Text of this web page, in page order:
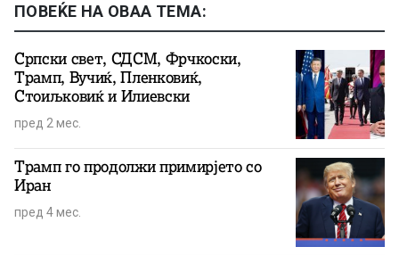
ПОВЕЌЕ НА ОВАА ТЕМА:
Српски свет, СДСМ, Фрчкоски,
Трамп, Вучиќ, Пленковиќ,
Стоиљковиќ и Илиевски
пред 2 мес.
Трамп го продолжи примирјето со
Иран
пред 4 мес.